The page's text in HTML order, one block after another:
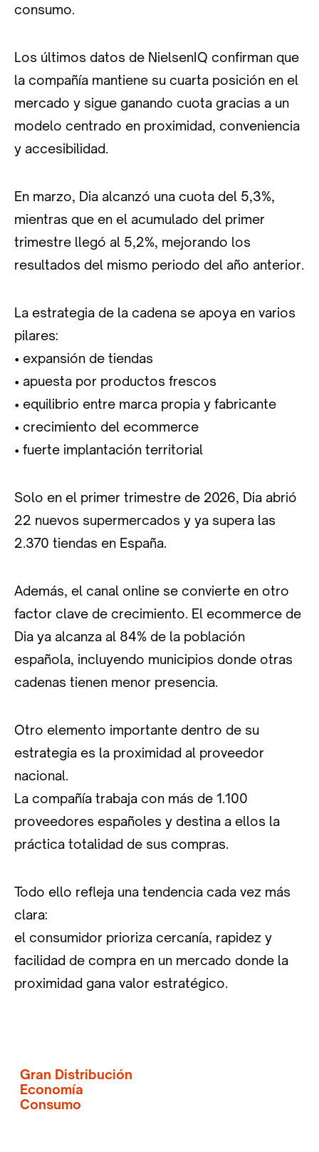
consumo.
Los últimos datos de NielsenIQ confirman que
la compañía mantiene su cuarta posición en el
mercado y sigue ganando cuota gracias a un
modelo centrado en proximidad, conveniencia
y accesibilidad.
En marzo, Dia alcanzó una cuota del 5,3%,
mientras que en el acumulado del primer
trimestre llegó al 5,2%, mejorando los
resultados del mismo periodo del año anterior.
La estrategia de la cadena se apoya en varios
pilares:
• expansión de tiendas
• apuesta por productos frescos
• equilibrio entre marca propia y fabricante
• crecimiento del ecommerce
• fuerte implantación territorial
Solo en el primer trimestre de 2026, Dia abrió
22 nuevos supermercados y ya supera las
2.370 tiendas en España.
Además, el canal online se convierte en otro
factor clave de crecimiento. El ecommerce de
Dia ya alcanza al 84% de la población
española, incluyendo municipios donde otras
cadenas tienen menor presencia.
Otro elemento importante dentro de su
estrategia es la proximidad al proveedor
nacional.
La compañía trabaja con más de 1.100
proveedores españoles y destina a ellos la
práctica totalidad de sus compras.
Todo ello refleja una tendencia cada vez más
clara:
el consumidor prioriza cercanía, rapidez y
facilidad de compra en un mercado donde la
proximidad gana valor estratégico.
Gran Distribución
Economía
Consumo